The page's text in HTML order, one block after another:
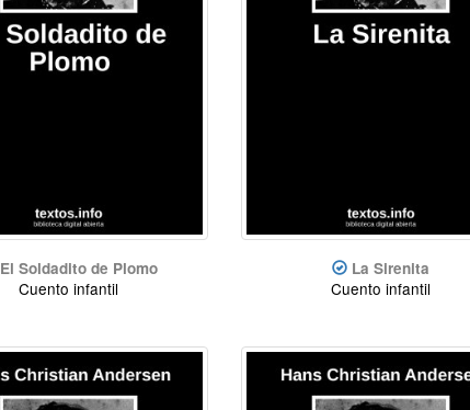
El Soldadito de Plomo
Cuento infantil
La Sirenita
Cuento infantil